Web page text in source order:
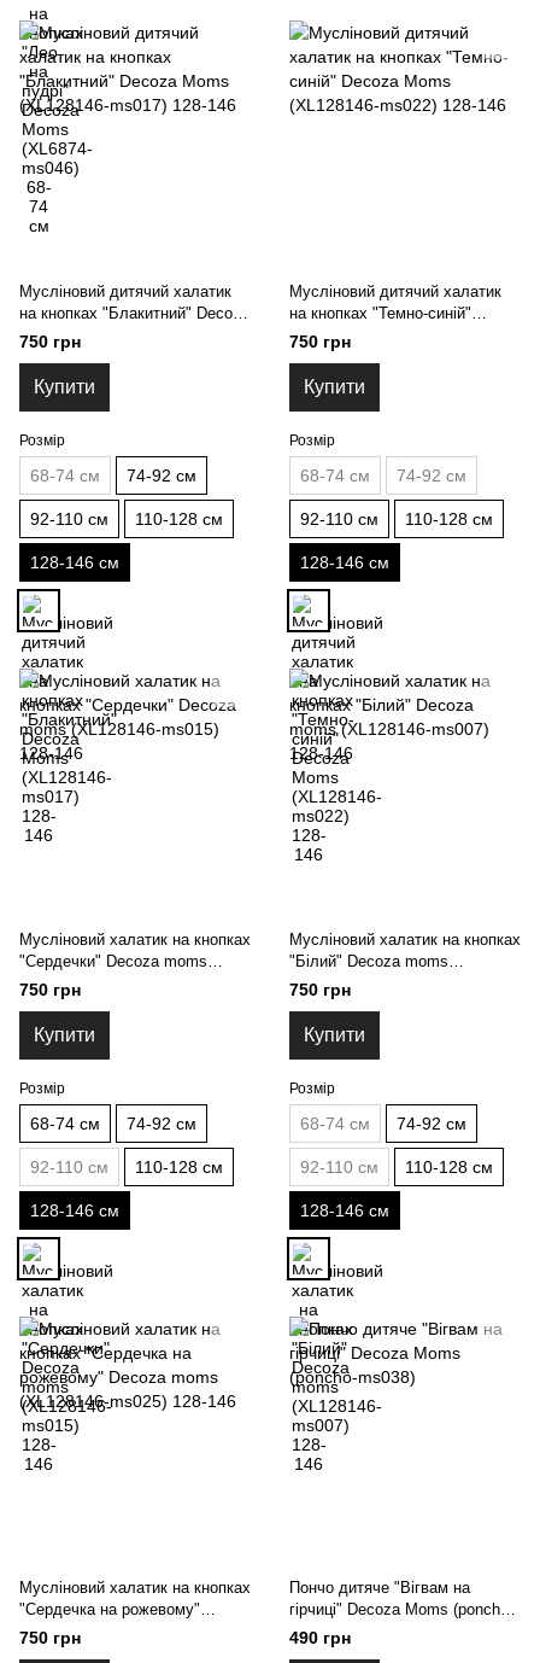
Мусліновий дитячий халатик
на кнопках "Блакитний" Decoza
Moms (XL128146-ms017) 128-
750 грн
Купити
Розмір
68-74 см 74-92 см
92-110 см 110-128 см
128-146 см
Мусліновий дитячий халатик
на кнопках "Темно-синій"
Decoza Мoms (XL128146-
ms022) 128-146
750 грн
Купити
Розмір
68-74 см 74-92 см
92-110 см 110-128 см
128-146 см
Мусліновий халатик на кнопках
"Сердечки" Decoza moms
(XL128146-ms015) 128-146
750 грн
Купити
Розмір
68-74 см 74-92 см
92-110 см 110-128 см
128-146 см
Мусліновий халатик на кнопках
"Білий" Decoza moms
(XL128146-ms007) 128-146
750 грн
Купити
Розмір
68-74 см 74-92 см
92-110 см 110-128 см
128-146 см
Мусліновий халатик на кнопках
"Сердечка на рожевому"
Decoza moms (XL128146-
ms025) 128-146
750 грн
Пончо дитяче "Вігвам на
гірчиці" Decoza Moms (poncho-
ms038)
490 грн